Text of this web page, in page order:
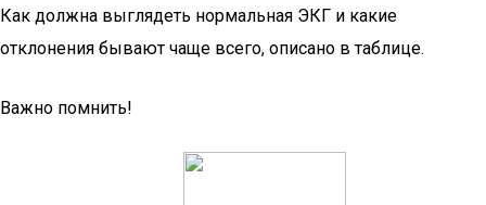
Как должна выглядеть нормальная ЭКГ и какие
отклонения бывают чаще всего, описано в таблице.
Важно помнить!